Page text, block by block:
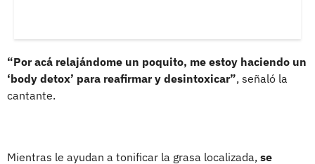
“Por acá relajándome un poquito, me estoy haciendo un
‘body detox’ para reafirmar y desintoxicar”, señaló la
cantante.
Mientras le ayudan a tonificar la grasa localizada, se